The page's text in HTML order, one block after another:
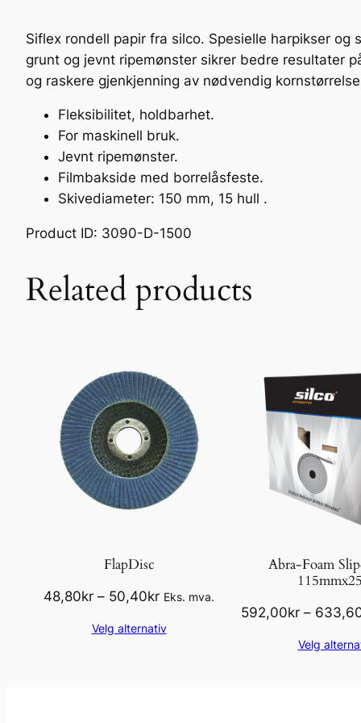
Siflex rondell papir fra silco. Spesielle harpikser
grunt og jevnt ripemønster sikrer bedre resultater
og raskere gjenkjenning av nødvendig
Fleksibilitet, holdbarhet.
For maskinell bruk.
Jevnt ripemønster.
Filmbakside med borrelåsfeste.
Skivediameter: 150 mm, 15 hull .
Product ID: 3090-D-1500
Related products
FlapDisc
48,80kr – 50,40krPrisområde:
til
Eks. mva.
Velg alternativ
Abra-Foam
592,00kr –
Velg